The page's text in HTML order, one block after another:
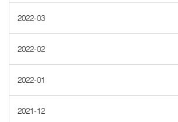
2022-03
2022-02
2022-01
2021-12